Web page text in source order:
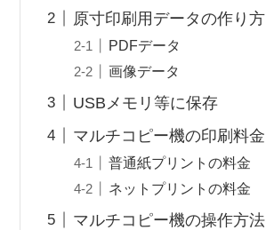
原寸印刷用データの作り方
PDFデータ
画像データ
USBメモリ等に保存
マルチコピー機の印刷料金
普通紙プリントの料金
ネットプリントの料金
マルチコピー機の操作方法